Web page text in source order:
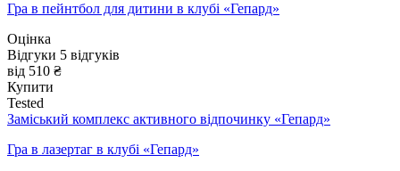
Гра в пейнтбол для дитини в клубі «Гепард»
Оцінка
Відгуки 5 відгуків
від 510 ₴
Купити
Tested
Заміський комплекс активного відпочинку «Гепард»
Гра в лазертаг в клубі «Гепард»